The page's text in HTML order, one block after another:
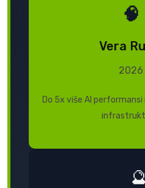
🧠
Vera
2026
Do 5x više AI performansi
🔮